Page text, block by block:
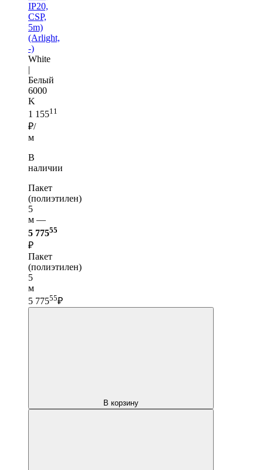
IP20,
CSP,
5m)
(Arlight,
-)
White
|
Белый
6000
K
1 15511
₽/
м
В
наличии
Пакет
(полиэтилен)
5
м —
5 77555
₽
Пакет
(полиэтилен)
5
м
5 77555₽
В корзину